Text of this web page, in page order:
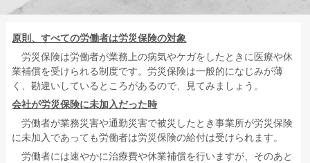
原則、すべての労働者は労災保険の対象
労災保険は労働者が業務上の病気やケガをしたときに医療や休
業補償を受けられる制度です。労災保険は一般的になじみが薄
く、勘違いしているところがあるので、見てみましょう。
会社が労災保険に未加入だった時
労働者が業務災害や通勤災害で被災したとき事業所が労災保険
に未加入であっても労働者は労災保険の給付は受けられます。
労働者には速やかに治療費や休業補償を行いますが、そのあと